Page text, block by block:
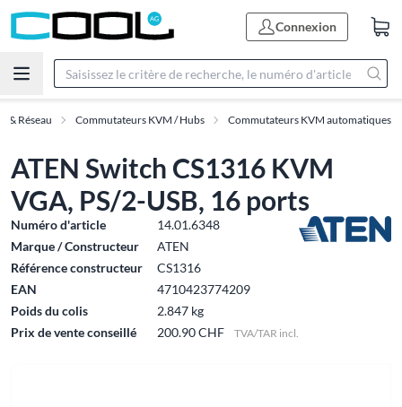
Connexion
& Réseau Commutateurs KVM / Hubs Commutateurs KVM automatiques
ATEN Switch CS1316 KVM
VGA, PS/2-USB, 16 ports
Numéro d'article
14.01.6348
Marque / Constructeur
ATEN
Référence constructeur
CS1316
EAN
4710423774209
Poids du colis
2.847 kg
Prix de vente conseillé
200.90 CHF TVA/TAR incl.